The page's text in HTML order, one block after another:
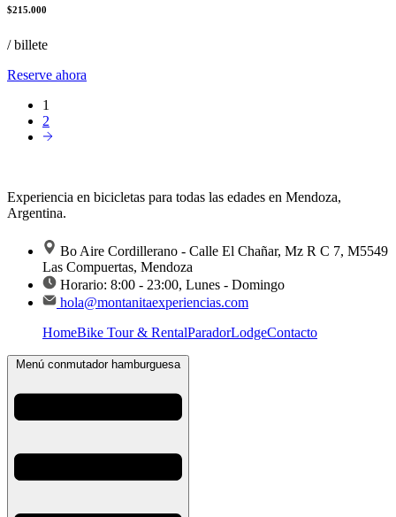
$215.000
/ billete
Reserve ahora
1
2
Experiencia en bicicletas para todas las edades en Mendoza,
Argentina.
Bo Aire Cordillerano - Calle El Chañar, Mz R C 7, M5549
Las Compuertas, Mendoza
Horario: 8:00 - 23:00, Lunes - Domingo
hola@montanitaexperiencias.com
HomeBike Tour & RentalParadorLodgeContacto
Menú conmutador hamburguesa